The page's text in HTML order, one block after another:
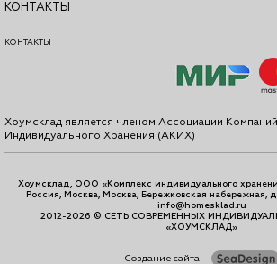
КОНТАКТЫ
КОНТАКТЫ
Хоумсклад является членом Ассоциации Компаний
Индивидуального Хранения (АКИХ)
Хоумсклад, ООО «Комплекс индивидуального
Россия, Москва, Москва, Бережковская набережная,
info@homesklad.ru
2012-2026 © СЕТЬ СОВРЕМЕННЫХ
«ХОУМСКЛАД»
Создание сайта SeaDesign